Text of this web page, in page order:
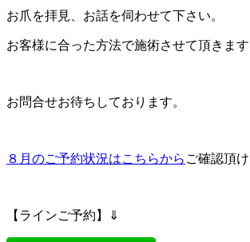
お爪を拝見、お話を伺わせて下さい。
お客様に合った方法で施術させて頂きます
お問合せお待ちしております。
８月のご予約状況はこちらから ご確認頂
【ラインご予約】⇓